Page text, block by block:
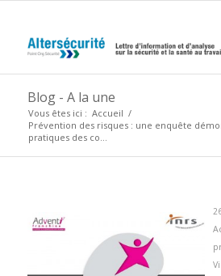
Blog - A la une
Vous êtes ici : Accueil /
Prévention des risques : une enquête
pratiques des co...